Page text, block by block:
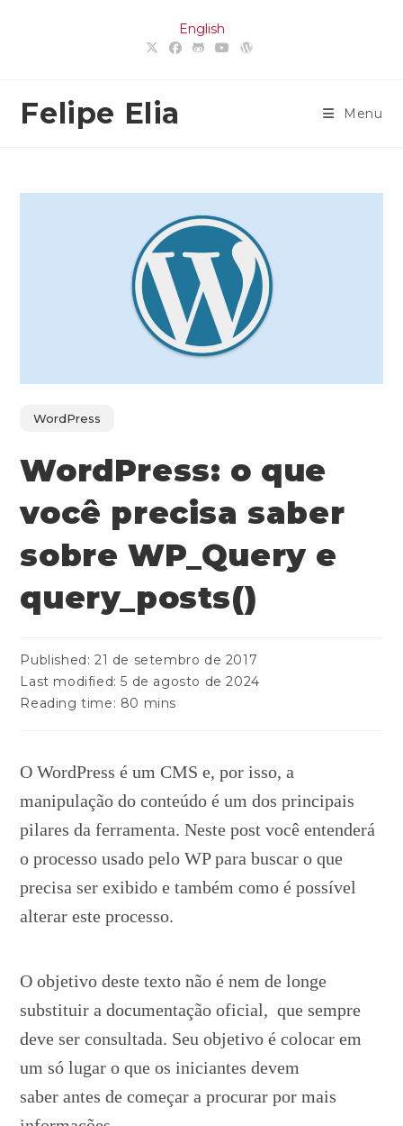
English
Felipe Elia Menu
WordPress
WordPress: o que
você precisa saber
sobre WP_Query e
query_posts()
Published: 21 de setembro de 2017
Last modified: 5 de agosto de 2024
Reading time: 80 mins
O WordPress é um CMS e, por isso, a
manipulação do conteúdo é um dos principais
pilares da ferramenta. Neste post você entenderá
o processo usado pelo WP para buscar o que
precisa ser exibido e também como é possível
alterar este processo.
O objetivo deste texto não é nem de longe
substituir a documentação oficial, que sempre
deve ser consultada. Seu objetivo é colocar em
um só lugar o que os iniciantes devem
saber antes de começar a procurar por mais